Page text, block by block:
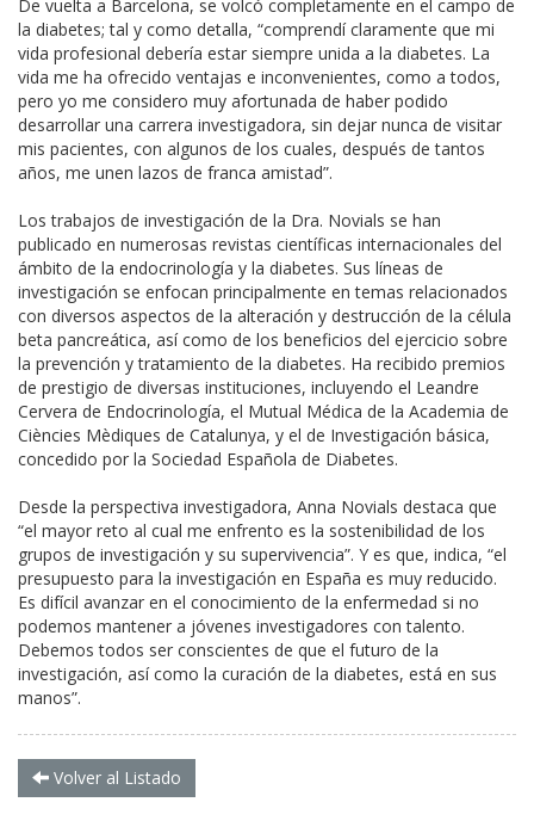
De vuelta a Barcelona, se volcó completamente en el campo de
la diabetes; tal y como detalla, “comprendí claramente que mi
vida profesional debería estar siempre unida a la diabetes. La
vida me ha ofrecido ventajas e inconvenientes, como a todos,
pero yo me considero muy afortunada de haber podido
desarrollar una carrera investigadora, sin dejar nunca de visitar
mis pacientes, con algunos de los cuales, después de tantos
años, me unen lazos de franca amistad”.
Los trabajos de investigación de la Dra. Novials se han
publicado en numerosas revistas científicas internacionales del
ámbito de la endocrinología y la diabetes. Sus líneas de
investigación se enfocan principalmente en temas relacionados
con diversos aspectos de la alteración y destrucción de la célula
beta pancreática, así como de los beneficios del ejercicio sobre
la prevención y tratamiento de la diabetes. Ha recibido premios
de prestigio de diversas instituciones, incluyendo el Leandre
Cervera de Endocrinología, el Mutual Médica de la Academia de
Ciències Mèdiques de Catalunya, y el de Investigación básica,
concedido por la Sociedad Española de Diabetes.
Desde la perspectiva investigadora, Anna Novials destaca que
“el mayor reto al cual me enfrento es la sostenibilidad de los
grupos de investigación y su supervivencia”. Y es que, indica, “el
presupuesto para la investigación en España es muy reducido.
Es difícil avanzar en el conocimiento de la enfermedad si no
podemos mantener a jóvenes investigadores con talento.
Debemos todos ser conscientes de que el futuro de la
investigación, así como la curación de la diabetes, está en sus
manos”.
Volver al Listado